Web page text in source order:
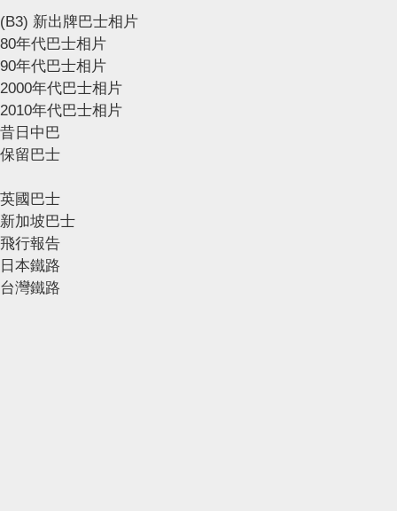
(B3) 新出牌巴士相片
80年代巴士相片
90年代巴士相片
2000年代巴士相片
2010年代巴士相片
昔日中巴
保留巴士
英國巴士
新加坡巴士
飛行報告
日本鐵路
台灣鐵路